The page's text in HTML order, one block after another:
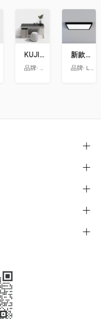
收
藏
KUJIALE-现代-梳妆台019
品牌:
梵客家装
藏
新款黑框方灯
品牌: LUDU绿都－全屋定制吊顶